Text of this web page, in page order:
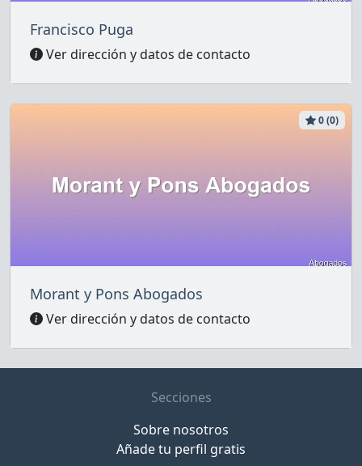
Francisco Puga
Ver dirección y datos de contacto
0 (0)
Morant y Pons Abogados
Ver dirección y datos de contacto
Secciones
Sobre nosotros
Añade tu perfil gratis